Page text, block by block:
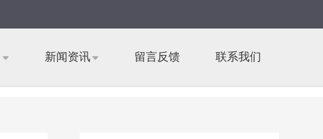
新闻资讯 留言反馈 联系我们